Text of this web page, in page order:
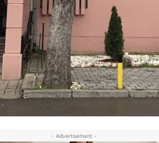
- Advertisement -